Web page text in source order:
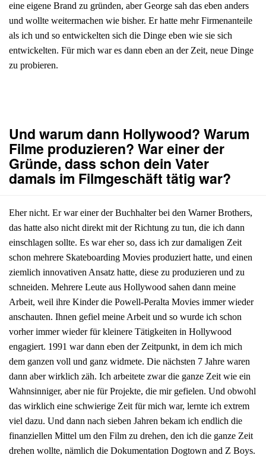
eine eigene Brand zu gründen, aber George sah das eben anders
und wollte weitermachen wie bisher. Er hatte mehr Firmenanteile
als ich und so entwickelten sich die Dinge eben wie sie sich
entwickelten. Für mich war es dann eben an der Zeit, neue Dinge
zu probieren.
Und warum dann Hollywood? Warum
Filme produzieren? War einer der
Gründe, dass schon dein Vater
damals im Filmgeschäft tätig war?
Eher nicht. Er war einer der Buchhalter bei den Warner Brothers,
das hatte also nicht direkt mit der Richtung zu tun, die ich dann
einschlagen sollte. Es war eher so, dass ich zur damaligen Zeit
schon mehrere Skateboarding Movies produziert hatte, und einen
ziemlich innovativen Ansatz hatte, diese zu produzieren und zu
schneiden. Mehrere Leute aus Hollywood sahen dann meine
Arbeit, weil ihre Kinder die Powell-Peralta Movies immer wieder
anschauten. Ihnen gefiel meine Arbeit und so wurde ich schon
vorher immer wieder für kleinere Tätigkeiten in Hollywood
engagiert. 1991 war dann eben der Zeitpunkt, in dem ich mich
dem ganzen voll und ganz widmete. Die nächsten 7 Jahre waren
dann aber wirklich zäh. Ich arbeitete zwar die ganze Zeit wie ein
Wahnsinniger, aber nie für Projekte, die mir gefielen. Und obwohl
das wirklich eine schwierige Zeit für mich war, lernte ich extrem
viel dazu. Und dann nach sieben Jahren bekam ich endlich die
finanziellen Mittel um den Film zu drehen, den ich die ganze Zeit
drehen wollte, nämlich die Dokumentation Dogtown and Z Boys.